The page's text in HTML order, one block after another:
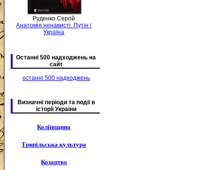
Руденко Сергій
Анатомія ненависті. Путін і
Україна
Останні 500 надходжень на
сайт
останні 500 надходжень
Визначні періоди та подіі в
історії України
Коліївщина
Трипільська культура
Козацтво